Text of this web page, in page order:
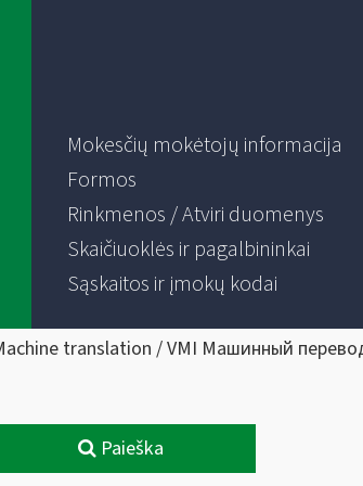
Mokesčių mokėtojų informacija
Formos
Rinkmenos / Atviri duomenys
Skaičiuoklės ir pagalbininkai
Sąskaitos ir įmokų kodai
translation / VMI Машинный
Paieška